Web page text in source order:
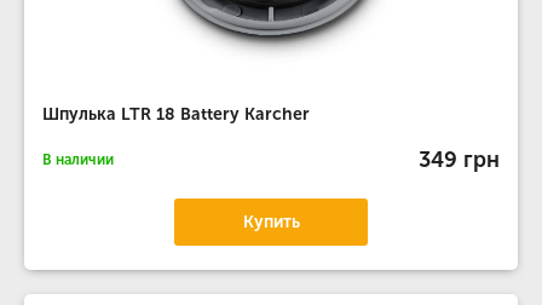
Шпулька LTR 18 Battery Karcher
В наличии 349 грн
Купить